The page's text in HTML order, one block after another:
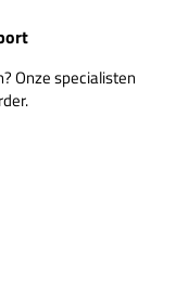
Onze specialisten